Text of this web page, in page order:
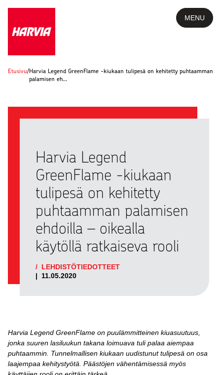
MENU
Etusivu/Harvia Legend GreenFlame -kiukaan tulipesä on kehitetty puhtaamman
palamisen eh…
Harvia Legend
GreenFlame -kiukaan
tulipesä on kehitetty
puhtaamman palamisen
ehdoilla – oikealla
käytöllä ratkaiseva rooli
/ LEHDISTÖTIEDOTTEET
|
11.05.2020
Harvia Legend GreenFlame on puulämmitteinen kiuasuutuus,
jonka suuren lasiluukun takana loimuava tuli palaa aiempaa
puhtaammin. Tunnelmallisen kiukaan uudistunut tulipesä on osa
laajempaa kehitystyötä. Päästöjen vähentämisessä myös